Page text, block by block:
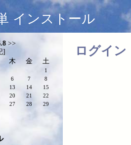
インストール
ログイン
>>
]
木 金 土
1
6 7
8
13 14
15
20 21
22
27 28
29